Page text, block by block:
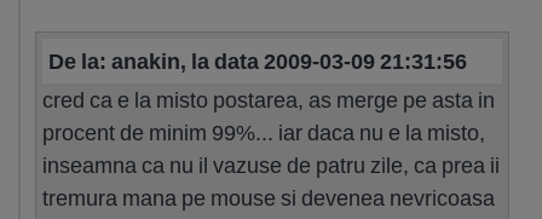
De la: anakin, la data 2009-03-09 21:31:56
cred ca e la misto postarea, as merge pe asta in
procent de minim 99%... iar daca nu e la misto,
inseamna ca nu il vazuse de patru zile, ca prea ii
tremura mana pe mouse si devenea nevricoasa